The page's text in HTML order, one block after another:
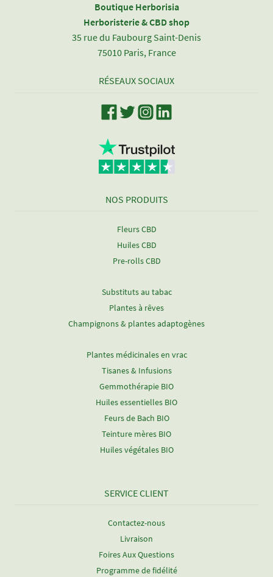
Boutique Herborisia
Herboristerie & CBD shop
35 rue du Faubourg Saint-Denis
75010 Paris, France
RÉSEAUX SOCIAUX
NOS PRODUITS
Fleurs CBD
Huiles CBD
Pre-rolls CBD
Substituts au tabac
Plantes à rêves
Champignons & plantes adaptogènes
Plantes médicinales en vrac
Tisanes & Infusions
Gemmothérapie BIO
Huiles essentielles BIO
Feurs de Bach BIO
Teinture mères BIO
Huiles végétales BIO
SERVICE CLIENT
Contactez-nous
Livraison
Foires Aux Questions
Programme de fidélité